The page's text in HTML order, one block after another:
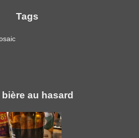
Tags
bière au hasard